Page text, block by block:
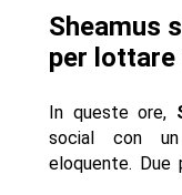
Sheamus
per lottare
In queste ore,
social con
eloquente. Due